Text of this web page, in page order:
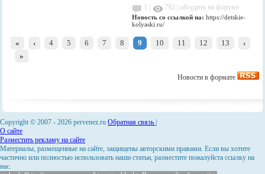
1 |
792 |обсудить на форуме
Новость со ссылкой на:https://detskie-
kolyaski.ru/
« ‹ 4 5 6 7 8 9 10 11 12 13
›
»
Новости в формате
Copyright © 2007 - 2026 pervenez.ru Обратная связь
О сайте
Разместить рекламу на сайте
Материалы, размещенные на сайте, защищены авторскими правами. Если вы хотите
частично или полностью использовать наши статьи, разместите пожалуйста ссылку на
нас.